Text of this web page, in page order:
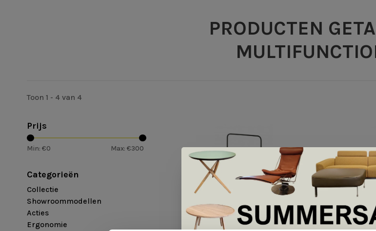
PRODUCTEN
Toon 1 - 4 van 4
Prijs
Min: €0 Max: €300
Categorieën
Collectie
Showroommodellen
Acties
Ergonomie